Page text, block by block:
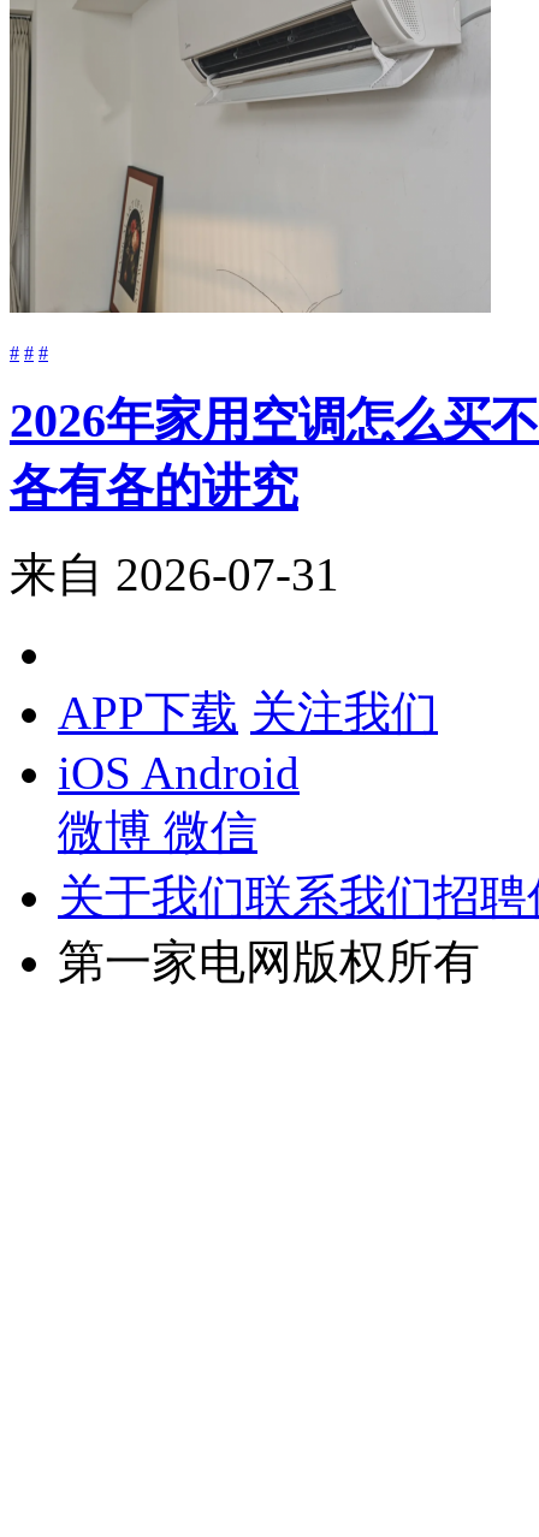
# # #
2026年家用空调怎么买
各有各的讲究
来自 2026-07-31
APP下载 关注我们
iOS Android
微博 微信
关于我们联系我们招聘
第一家电网版权所有